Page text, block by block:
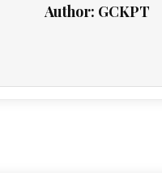
Author: GCKPT
wpisu